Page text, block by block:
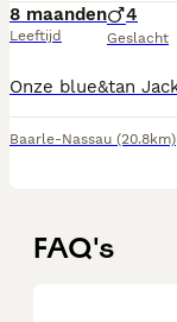
8 maanden
Leeftijd
4
Geslacht
Baarle-Nassau (20.8km)
FAQ's